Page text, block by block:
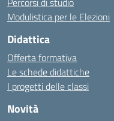
Modulistica per le Elezioni
Didattica
Offerta formativa
Le schede didattiche
I progetti delle classi
Novità